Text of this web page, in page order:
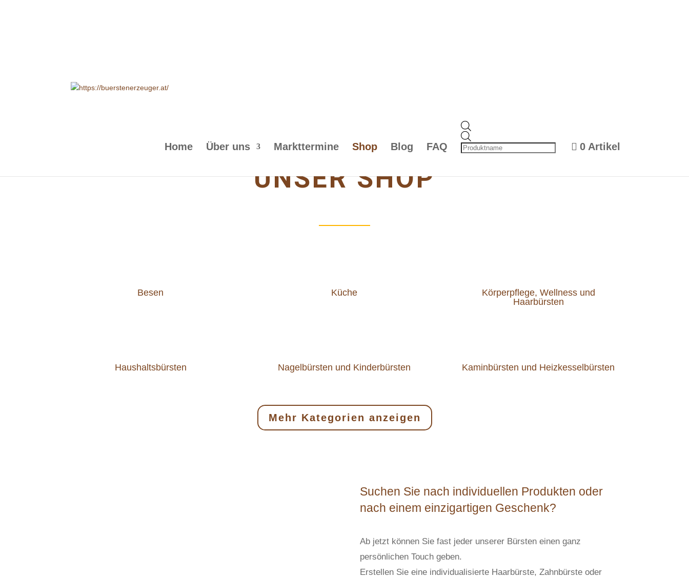
Home Über uns Markttermine Shop Blog FAQ
search
0 Artikel
UNSER SHOP
Besen Küche
Körperpflege, Wellness und
Haarbürsten
Haushaltsbürsten Nagelbürsten und Kinderbürsten Kaminbürsten und Heizkesselbürsten
Mehr Kategorien anzeigen
Suchen Sie nach individuellen Produkten oder
nach einem einzigartigen Geschenk?
Ab jetzt können Sie fast jeder unserer Bürsten einen ganz
persönlichen Touch geben.
Erstellen Sie eine individualisierte Haarbürste, Zahnbürste oder